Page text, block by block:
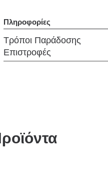
Πληροφορίες
Τρόποι Παράδοσης
Επιστροφές